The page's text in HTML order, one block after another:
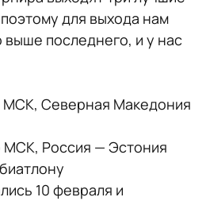
для выхода нам
выше последнего, и у нас
МСК, Северная Македония
МСК, Россия — Эстония
10 февраля и